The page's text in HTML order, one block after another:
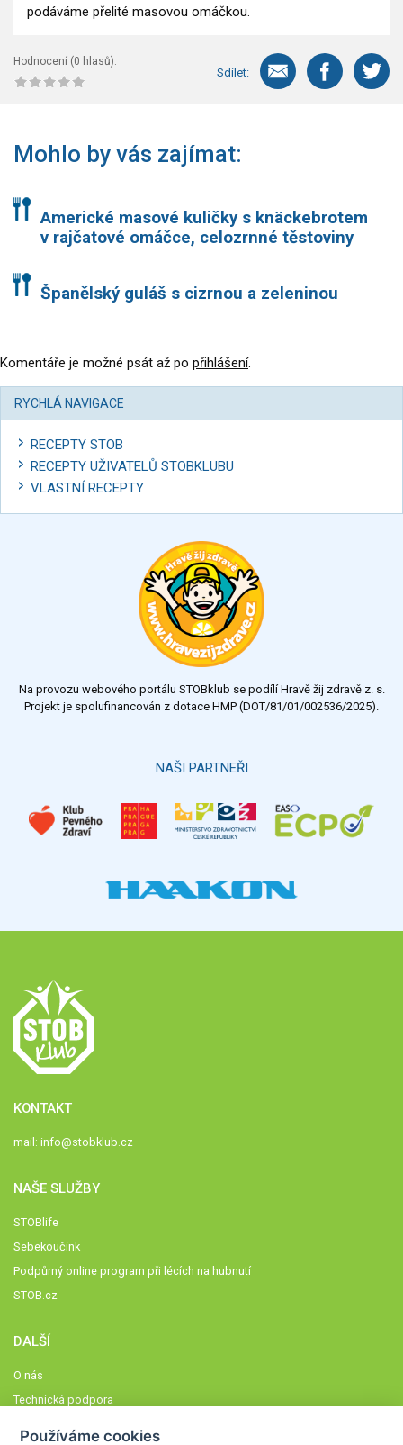
podáváme přelité masovou omáčkou.
Hodnocení (0 hlasů):
Sdílet:
Mohlo by vás zajímat:
Americké masové kuličky s knäckebrotem
v rajčatové omáčce, celozrnné těstoviny
Španělský guláš s cizrnou a zeleninou
Komentáře je možné psát až po přihlášení.
RYCHLÁ NAVIGACE
RECEPTY STOB
RECEPTY UŽIVATELŮ STOBKLUBU
VLASTNÍ RECEPTY
Na provozu webového portálu STOBklub se podílí Hravě žij zdravě z. s.
Projekt je spolufinancován z dotace HMP (DOT/81/01/002536/2025).
NAŠI PARTNEŘI
KONTAKT
mail: info@stobklub.cz
NAŠE SLUŽBY
STOBlife
Sebekoučink
Podpůrný online program při lécích na hubnutí
STOB.cz
DALŠÍ
O nás
Technická podpora
Používáme cookies